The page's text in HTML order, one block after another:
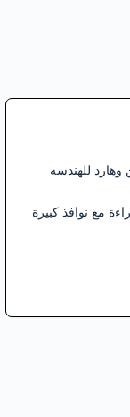
للهندسه
للقراءة مع نوافذ كبيرة